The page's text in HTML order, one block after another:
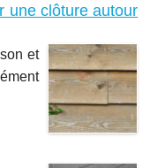
une clôture autour
et